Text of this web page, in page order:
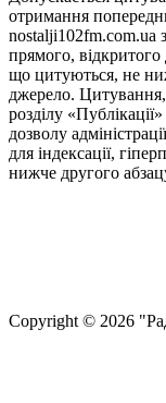
отримання
nostalji102fm.com.ua
прямого, відкритого
що цитуються, не
джерело. Цитування,
розділу
дозволу
для індексації,
нижче другого
Сopyright © 2026